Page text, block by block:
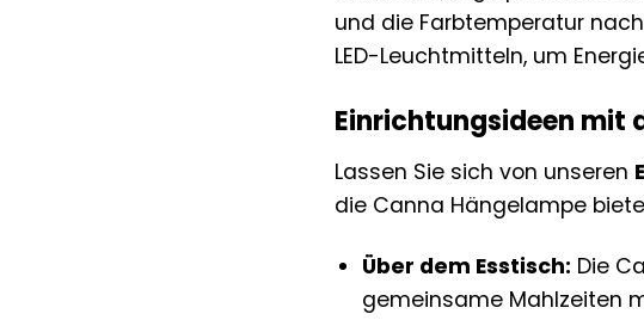
und die Farbtemperatur
LED-Leuchtmitteln, um
Einrichtungsideen mit
Lassen Sie sich von unseren
die Canna Hängelampe
Über dem Esstisch: Die
gemeinsame Mahlzeiten